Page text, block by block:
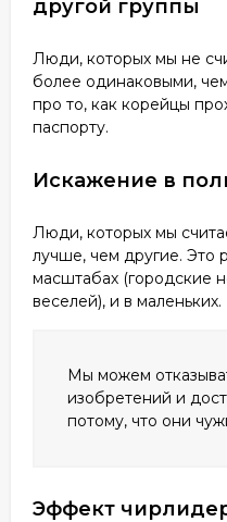
другой группы
Люди, которых мы не
более одинаковыми,
про то, как корейцы
паспорту.
Искажение в
Люди, которых мы
лучше, чем другие. Это
масштабах (городские
веселей), и в маленьких.
Мы можем
изобретений и
потому, что они
Эффект